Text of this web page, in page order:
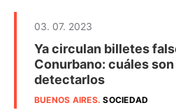
03. 07. 2023
Ya circulan billetes
Conurbano: cuáles
detectarlos
BUENOS AIRES.SOCIEDAD